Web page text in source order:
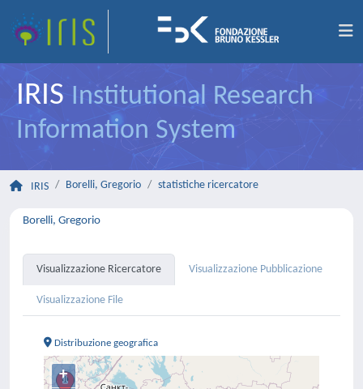
IRIS Institutional Research
Information System
IRIS Borelli, Gregorio statistiche ricercatore
Borelli, Gregorio
Visualizzazione Ricercatore Visualizzazione Pubblicazione
Visualizzazione File
Distribuzione geografica
+